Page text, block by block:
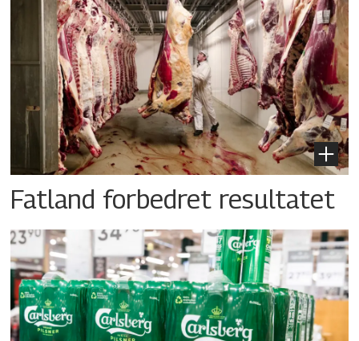
Fatland forbedret resultatet